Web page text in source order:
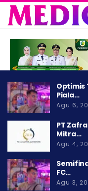
Optimis
Piala…
Agu 6,
PT
Mitra…
Agu 4,
FC…
Agu 3,